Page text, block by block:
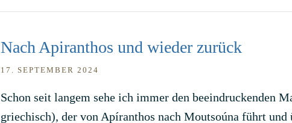
Nach Apiranthos und wieder zurück
17. SEPTEMBER 2024
Schon seit langem sehe ich immer den beeindruckenden
griechisch), der von Apíranthos nach Moutsoúna führt und